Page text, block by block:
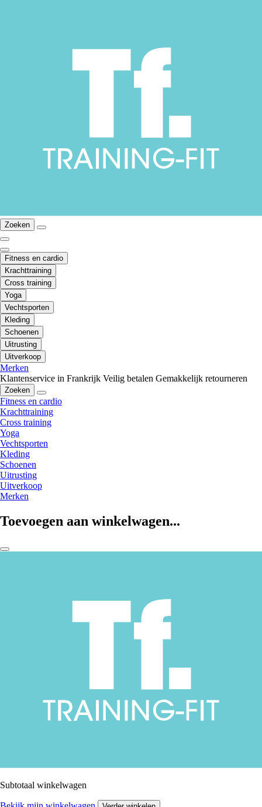
Zoeken
Fitness en cardio
Krachttraining
Cross training
Yoga
Vechtsporten
Kleding
Schoenen
Uitrusting
Uitverkoop
Merken
Klantenservice in Frankrijk Veilig betalen Gemakkelijk retourneren
Zoeken
Fitness en cardio
Krachttraining
Cross training
Yoga
Vechtsporten
Kleding
Schoenen
Uitrusting
Uitverkoop
Merken
Toevoegen aan winkelwagen...
Subtotaal winkelwagen